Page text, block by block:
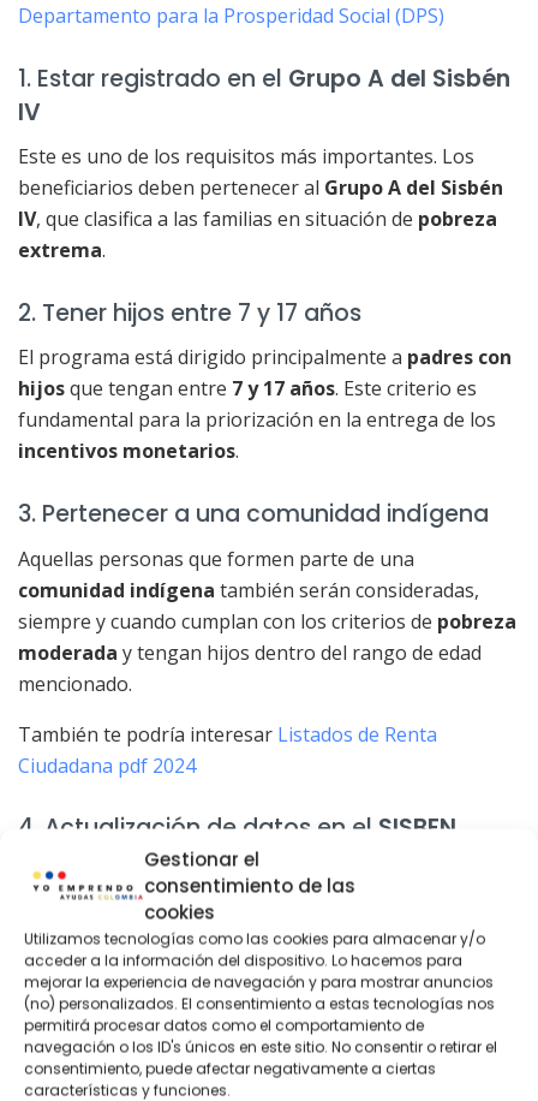
Gestionar el
consentimiento de las
cookies
Utilizamos tecnologías como las cookies para almacenar y/o
acceder a la información del dispositivo. Lo hacemos para
mejorar la experiencia de navegación y para mostrar anuncios
(no) personalizados. El consentimiento a estas tecnologías nos
permitirá procesar datos como el comportamiento de
navegación o los ID's únicos en este sitio. No consentir o retirar el
consentimiento, puede afectar negativamente a ciertas
características y funciones.
Departamento para la Prosperidad Social (DPS)
1. Estar registrado en el Grupo A del Sisbén
IV
Este es uno de los requisitos más importantes. Los
beneficiarios deben pertenecer al Grupo A del Sisbén
IV, que clasifica a las familias en situación de pobreza
extrema.
2. Tener hijos entre 7 y 17 años
El programa está dirigido principalmente a padres con
hijosque tengan entre 7 y 17 años. Este criterio es
fundamental para la priorización en la entrega de los
incentivos monetarios.
3. Pertenecer a una comunidad indígena
Aquellas personas que formen parte de una
comunidad indígena también serán consideradas,
siempre y cuando cumplan con los criterios de pobreza
moderada y tengan hijos dentro del rango de edad
mencionado.
También te podría interesar Listados de Renta
Ciudadana pdf 2024
4. Actualización de datos en el SISBEN